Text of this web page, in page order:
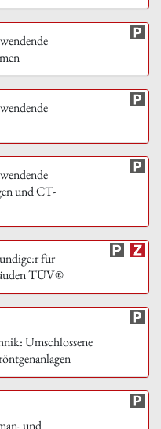
und CT-
für
TÜV®
Umschlossene